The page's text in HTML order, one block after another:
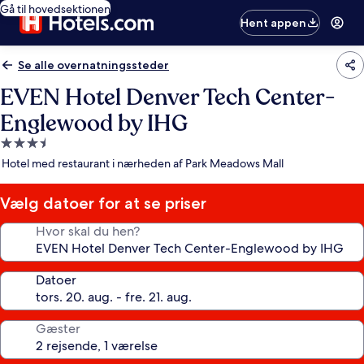
Gå til hovedsektionen
Hent appen
Se alle overnatningssteder
EVEN Hotel Denver Tech Center-
Englewood by IHG
3.5-
stjernet
Hotel med restaurant i nærheden af Park Meadows Mall
Vælg datoer for at se priser
Hvor skal du hen?
Datoer
Gæster